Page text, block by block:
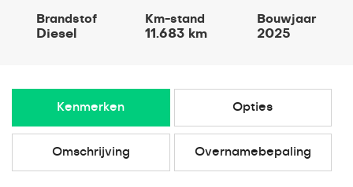
Brandstof
Diesel
Km-stand
11.683 km
Bouwjaar
2025
Kenmerken Opties
Omschrijving Overnamebepaling